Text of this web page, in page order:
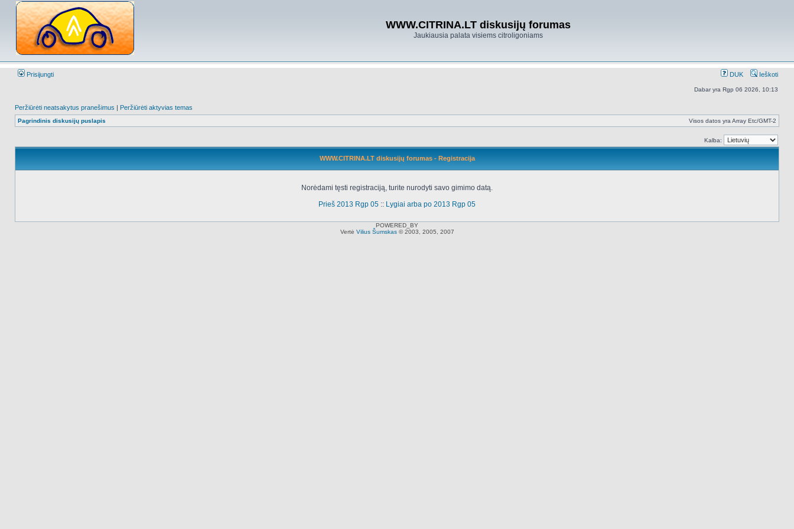
WWW.CITRINA.LT diskusijų forumas
Jaukiausia palata visiems citroligoniams
Prisijungti DUK Ieškoti
Dabar yra Rgp 06 2026, 10:13
Peržiūrėti neatsakytus pranešimus | Peržiūrėti aktyvias temas
Pagrindinis diskusijų puslapis Visos datos yra Array Etc/GMT-2
Kalba:
WWW.CITRINA.LT diskusijų forumas - Registracija
Norėdami tęsti registraciją, turite nurodyti savo gimimo datą.
Prieš 2013 Rgp 05 :: Lygiai arba po 2013 Rgp 05
POWERED_BY
Vertė Vilius Šumskas© 2003, 2005, 2007